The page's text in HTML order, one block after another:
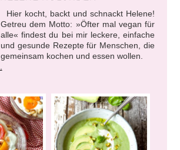
Hier kocht, backt und schnackt Helene!
Getreu dem Motto: »Öfter mal vegan für
alle« findest du bei mir leckere, einfache
und gesunde Rezepte für Menschen, die
gemeinsam kochen und essen wollen.